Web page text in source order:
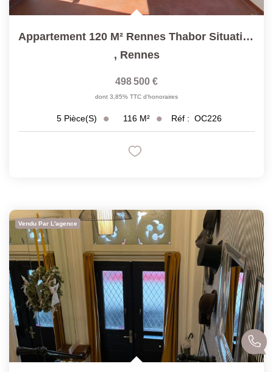
Appartement 120 M² Rennes Thabor Situation Exceptionnelle
, Rennes
498 500 €
dont 3,85% TTC d'honoraires
5 Pièce(s) 116 M² Réf : OC226
Vendu Par L'agence